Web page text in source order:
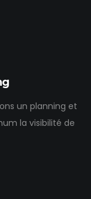
un planning et
la visibilité de